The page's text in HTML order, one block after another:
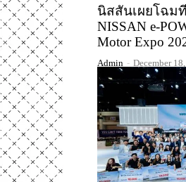
นิสสันเผยโฉม
NISSAN e-
Motor Expo
Admin - December